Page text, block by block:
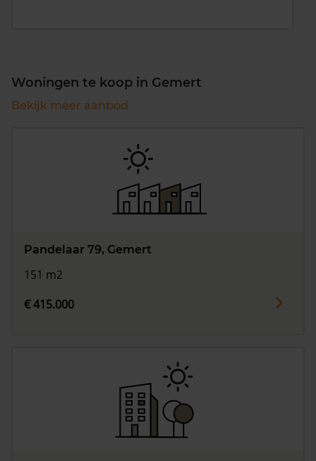
Woningen te koop in Gemert
Bekijk meer aanbod
Pandelaar 79, Gemert
151 m2
€ 415.000